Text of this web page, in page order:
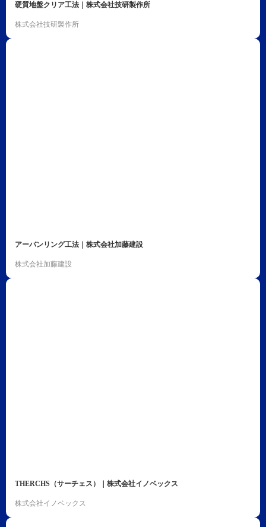
硬質地盤クリア工法｜株式会社技研製作所
株式会社技研製作所
アーバンリング工法｜株式会社加藤建設
株式会社加藤建設
THERCHS（サーチェス）｜株式会社イノベックス
株式会社イノベックス